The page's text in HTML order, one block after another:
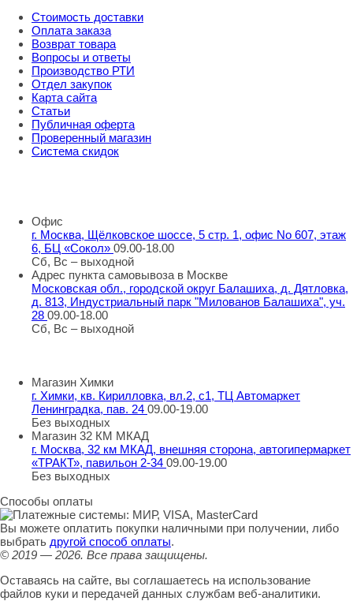
Стоимость доставки
Оплата заказа
Возврат товара
Вопросы и ответы
Производство РТИ
Отдел закупок
Карта сайта
Статьи
Публичная оферта
Проверенный магазин
Система скидок
Офис
г. Москва, Щёлковское шоссе, 5 стр. 1, офис No 607, этаж
6, БЦ «Сокол» 09.00-18.00
Сб, Вс – выходной
Адрес пункта самовывоза в Москве
Московская обл., городской округ Балашиха, д. Дятловка,
д. 813, Индустриальный парк "Милованов Балашиха", уч.
28 09.00-18.00
Сб, Вс – выходной
Магазин Химки
г. Химки, кв. Кирилловка, вл.2, с1, ТЦ Автомаркет
Ленинградка, пав. 24 09.00-19.00
Без выходных
Магазин 32 КМ МКАД
г. Москва, 32 км МКАД, внешняя сторона, автогипермаркет
«ТРАКТ», павильон 2-34 09.00-19.00
Без выходных
Способы оплаты
Вы можете оплатить покупки наличными при получении, либо
выбрать другой способ оплаты.
© 2019 — 2026. Все права защищены.
Оставаясь на сайте, вы соглашаетесь на использование
файлов куки и передачей данных службам веб-аналитики.